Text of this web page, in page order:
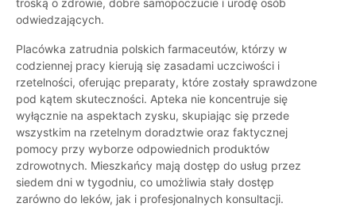
troską o zdrowie, dobre samopoczucie i urodę osób
odwiedzających.
Placówka zatrudnia polskich farmaceutów, którzy w
codziennej pracy kierują się zasadami uczciwości i
rzetelności, oferując preparaty, które zostały sprawdzone
pod kątem skuteczności. Apteka nie koncentruje się
wyłącznie na aspektach zysku, skupiając się przede
wszystkim na rzetelnym doradztwie oraz faktycznej
pomocy przy wyborze odpowiednich produktów
zdrowotnych. Mieszkańcy mają dostęp do usług przez
siedem dni w tygodniu, co umożliwia stały dostęp
zarówno do leków, jak i profesjonalnych konsultacji.